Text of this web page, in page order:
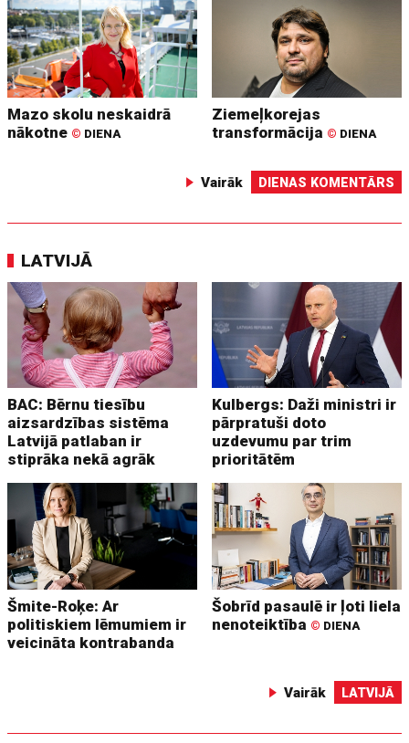
Mazo skolu neskaidrā
nākotne © DIENA
Ziemeļkorejas
transformācija © DIENA
Vairāk DIENAS KOMENTĀRS
LATVIJĀ
BAC: Bērnu tiesību
aizsardzības sistēma
Latvijā patlaban ir
stiprāka nekā agrāk
Kulbergs: Daži ministri ir
pārpratuši doto
uzdevumu par trim
prioritātēm
Šmite-Roķe: Ar
politiskiem lēmumiem ir
veicināta kontrabanda
Šobrīd pasaulē ir ļoti liela
nenoteiktība © DIENA
Vairāk LATVIJĀ